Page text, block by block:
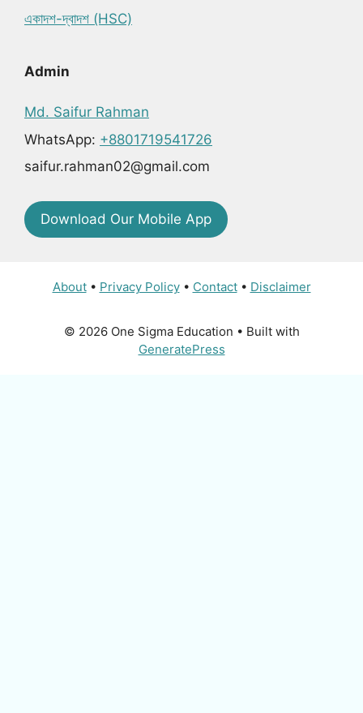
একাদশ-দ্বাদশ (HSC)
Admin
Md. Saifur Rahman
WhatsApp: +8801719541726
saifur.rahman02@gmail.com
Download Our Mobile App
About• Privacy Policy• Contact• Disclaimer
© 2026 One Sigma Education • Built with
GeneratePress